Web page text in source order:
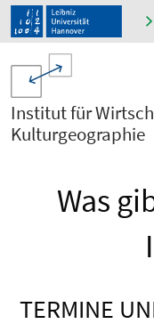
Institut für
Kulturgeographie
Was
TERMINE